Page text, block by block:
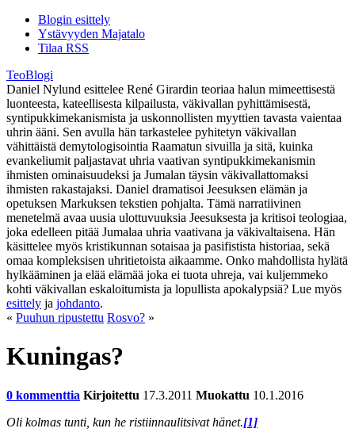
Blogin esittely
Ystävyyden Majatalo
Tilaa RSS
TeoBlogi
Daniel Nylund esittelee René Girardin teoriaa halun mimeettisestä
luonteesta, kateellisesta kilpailusta, väkivallan pyhittämisestä,
syntipukkimekanismista ja uskonnollisten myyttien tavasta vaientaa
uhrin ääni. Sen avulla hän tarkastelee pyhitetyn väkivallan
vähittäistä demytologisointia Raamatun sivuilla ja sitä, kuinka
evankeliumit paljastavat uhria vaativan syntipukkimekanismin
ihmisten ominaisuudeksi ja Jumalan täysin väkivallattomaksi
ihmisten rakastajaksi. Daniel dramatisoi Jeesuksen elämän ja
opetuksen Markuksen tekstien pohjalta. Tämä narratiivinen
menetelmä avaa uusia ulottuvuuksia Jeesuksesta ja kritisoi teologiaa,
joka edelleen pitää Jumalaa uhria vaativana ja väkivaltaisena. Hän
käsittelee myös kristikunnan sotaisaa ja pasifistista historiaa, sekä
omaa kompleksisen uhritietoista aikaamme. Onko mahdollista hylätä
hylkääminen ja elää elämää joka ei tuota uhreja, vai kuljemmeko
kohti väkivallan eskaloitumista ja lopullista apokalypsiä? Lue myös
esittely ja johdanto.
« Puuhun ripustettu Rosvo? »
Kuningas?
0 kommenttia Kirjoitettu 17.3.2011 Muokattu 10.1.2016
Oli kolmas tunti, kun he ristiinnaulitsivat hänet.[1]